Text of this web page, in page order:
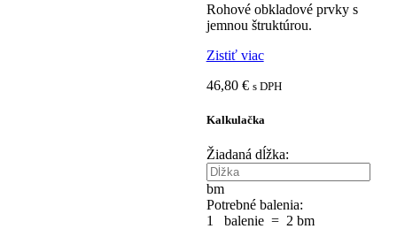
Rohové obkladové prvky s
jemnou štruktúrou.
Zistiť viac
46,80 € s DPH
Kalkulačka
Žiadaná dĺžka:
bm
Potrebné balenia:
1
balenie = 2 bm